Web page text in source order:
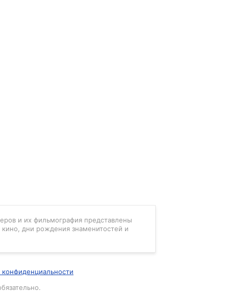
и их фильмография представлены
дни рождения знаменитостей и